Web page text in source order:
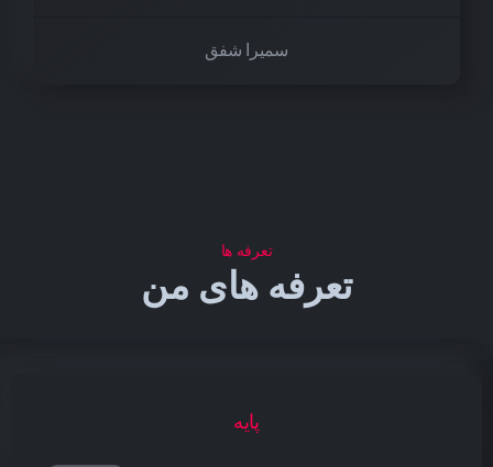
سمیرا شفق
تعرفه ها
تعرفه های من
پایه